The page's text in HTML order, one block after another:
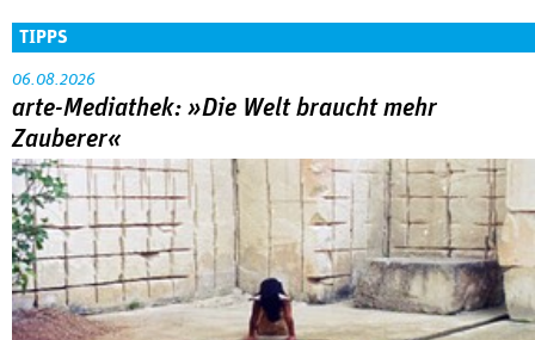
TIPPS
06.08.2026
arte-Mediathek: »Die Welt braucht mehr
Zauberer«